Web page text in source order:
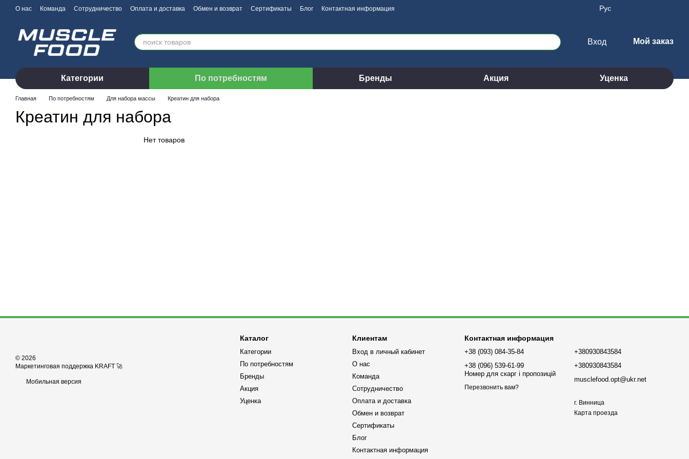
Перейти к основному контенту
О нас Команда Сотрудничество Оплата и доставка Обмен и возврат Сертификаты Блог Контактная информация Рус
Вход Мой заказ
Категории По потребностям Бренды Акция Уценка
Главная По потребностям Для набора массы Креатин для набора
Креатин для набора
Нет товаров
© 2026
Маркетинговая поддержка KRAFT 🚀
Мобильная версия
Каталог
Категории
По потребностям
Бренды
Акция
Уценка
Клиентам
Вход в личный кабинет
О нас
Команда
Сотрудничество
Оплата и доставка
Обмен и возврат
Сертификаты
Блог
Контактная информация
Контактная информация
+38 (093) 084-35-84
+38 (096) 539-61-99
Номер для скарг і пропозицій
Перезвонить вам?
+380930843584
+380930843584
musclefood.opt@ukr.net
г. Винница
Карта проезда